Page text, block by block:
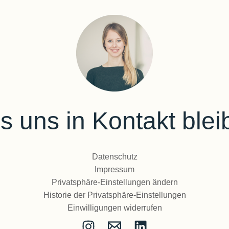
uns in Kontakt
Datenschutz
Impressum
Privatsphäre-Einstellungen ändern
Historie der Privatsphäre-Einstellungen
Einwilligungen widerrufen